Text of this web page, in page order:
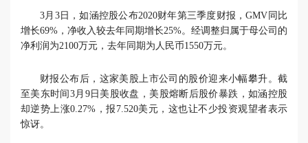
3月3日，如涵控股公布2020财年第三季度财报，GMV同比
增长69%，净收入较去年同期增长25%。经调整归属于母公司的
净利润为2100万元，去年同期为人民币1550万元。
财报公布后，这家美股上市公司的股价迎来小幅攀升。截
至美东时间3月9日美股收盘，美股熔断后股价暴跌，如涵控股
却逆势上涨0.27%，报7.520美元，这也让不少投资观望者表示
惊讶。